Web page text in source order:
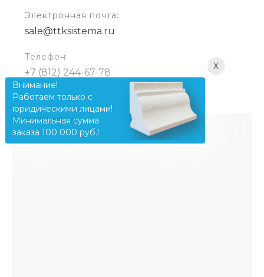
Электронная почта:
sale@ttksistema.ru
Телефон:
+7 (812) 244-67-78
Загрузка карты ...
X
Внимание!
Работаем только с
юридическими лицами!
Минимальная сумма
заказа 100 000 руб.!